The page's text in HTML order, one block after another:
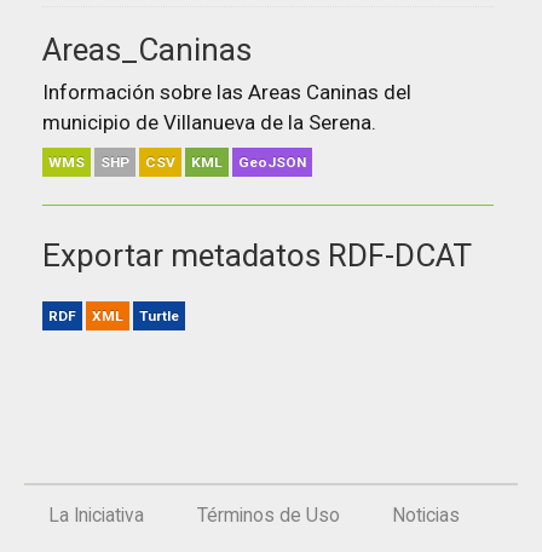
Areas_Caninas
Información sobre las Areas Caninas del
municipio de Villanueva de la Serena.
WMS SHP CSV KML GeoJSON
Exportar metadatos RDF-DCAT
RDF XML Turtle
La Iniciativa Términos de Uso Noticias